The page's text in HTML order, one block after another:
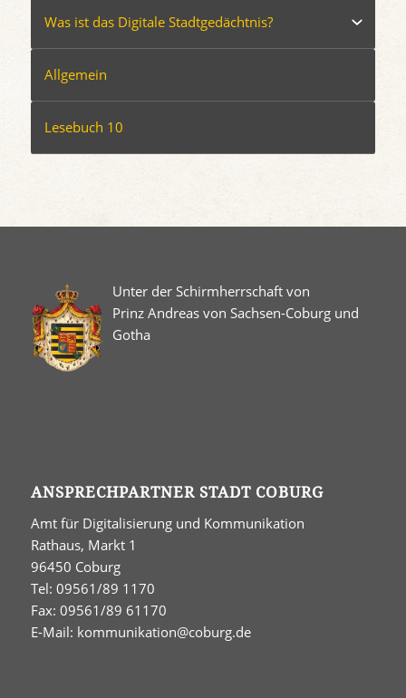
Was ist das Digitale Stadtgedächtnis?
Allgemein
Lesebuch 10
Unter der Schirmherrschaft von
Prinz Andreas von Sachsen-Coburg und
Gotha
ANSPRECHPARTNER STADT COBURG
Amt für Digitalisierung und Kommunikation
Rathaus, Markt 1
96450 Coburg
Tel: 09561/89 1170
Fax: 09561/89 61170
E-Mail: kommunikation@coburg.de